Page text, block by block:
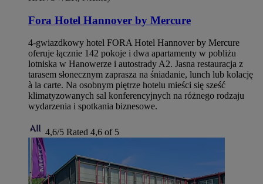
Fora Hotel Hannover by Mercure
4-gwiazdkowy hotel FORA Hotel Hannover by Mercure
oferuje łącznie 142 pokoje i dwa apartamenty w pobliżu
lotniska w Hanowerze i autostrady A2. Jasna restauracja z
tarasem słonecznym zaprasza na śniadanie, lunch lub kolację
à la carte. Na osobnym piętrze hotelu mieści się sześć
klimatyzowanych sal konferencyjnych na różnego rodzaju
wydarzenia i spotkania biznesowe.
4,6/5 Rated 4,6 of 5